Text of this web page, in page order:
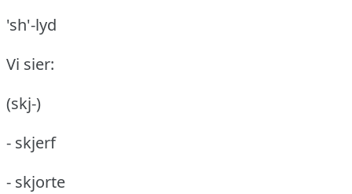
'sh'-lyd
Vi sier:
(skj-)
- skjerf
- skjorte